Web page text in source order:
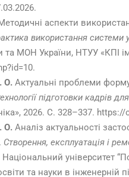
аспекти
використання системи
МОН України, НТУУ «КПІ
О. Актуальні проблеми
підготовки кадрів
2026. С. 328–337.
О. Аналіз актуальності
Створення, експлуатація і
університет
та науки в інженерній